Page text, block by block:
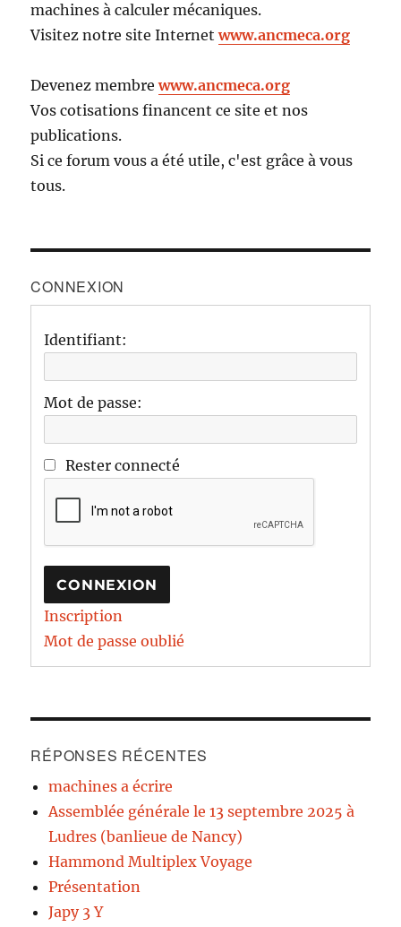
machines à calculer mécaniques.
Visitez notre site Internetwww.ancmeca.org
Devenez membrewww.ancmeca.org
Vos cotisations financent ce site et nos
publications.
Si ce forum vous a été utile, c'est grâce à vous
tous.
CONNEXION
Identifiant:
Mot de passe:
Rester connecté
CONNEXION
Inscription
Mot de passe oublié
RÉPONSES RÉCENTES
machines a écrire
Assemblée générale le 13 septembre 2025 à
Ludres (banlieue de Nancy)
Hammond Multiplex Voyage
Présentation
Japy 3 Y